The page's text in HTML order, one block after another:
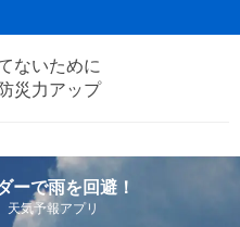
ないために
災力アップ
ーで雨を回避！
気予報アプリ